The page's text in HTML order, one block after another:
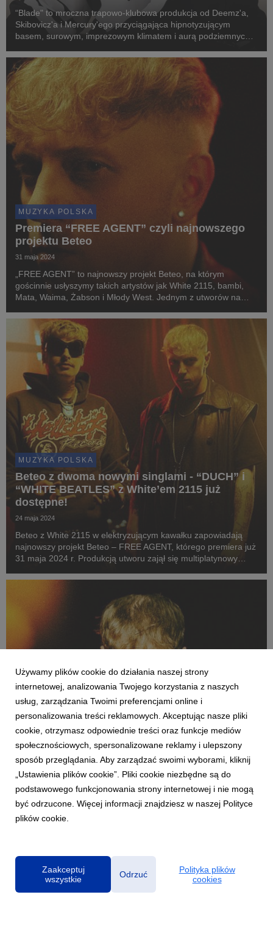
“Blade" to mroczna trapowo-klubowa produkcja od Deemz'a,
Skibovicz'a i Mercury'ego przyciągająca hipnotyzującym
basem, surowym, imprezowym klimatem i aurą podziemnych
Mateusza Kubiaka, łączącego w swoich pracach e...
MUZYKA POLSKA
Premiera “FREE AGENT” czyli najnowszego
projektu Beteo
31 maja 2024
„FREE AGENT” to najnowszy projekt Beteo, na którym
gościnnie usłyszymy takich artystów jak White 2115, bambi,
Mata, Waima, Żabson i Młody West. Jednym z utworów na
raperka prezentuje się tu w swojej najbardziej charakte...
MUZYKA POLSKA
Beteo z dwoma nowymi singlami - “DUCH” i
“WHITE BEATLES” z White’em 2115 już
dostępne!
24 maja 2024
Beteo z White 2115 w elektryzującym kawałku zapowiadają
najnowszy projekt Beteo – FREE AGENT, którego premiera już
31 maja 2024 r. Produkcją utworu zajął się multiplatynowy
MUZYKA POLSKA
Beteo z osobistym singlem przed
nadchodzącym projektem "FREE AGENT"
10 maja 2024
Beteo prezentuje swój najnowszy singiel „HIGHWAY", który
promuje wyczekiwany przez słuchaczy projekt "FREE AGENT".
Utwór charakteryzuje się bardziej introspektywnym stylem,
Używamy plików cookie do działania naszej strony
internetowej, analizowania Twojego korzystania z naszych
usług, zarządzania Twoimi preferencjami online i
personalizowania treści reklamowych. Akceptując nasze pliki
cookie, otrzymasz odpowiednie treści oraz funkcje mediów
społecznościowych, spersonalizowane reklamy i ulepszony
sposób przeglądania. Aby zarządzać swoimi wyborami, kliknij
„Ustawienia plików cookie”. Pliki cookie niezbędne są do
podstawowego funkcjonowania strony internetowej i nie mogą
być odrzucone. Więcej informacji znajdziesz w naszej Polityce
plików cookie.
Zaakceptuj
wszystkie
Odrzuć
Polityka plików
cookies